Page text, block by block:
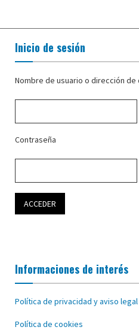
Inicio de sesión
Nombre de usuario o dirección
Contraseña
Informaciones de interés
Política de privacidad y aviso legal
Política de cookies